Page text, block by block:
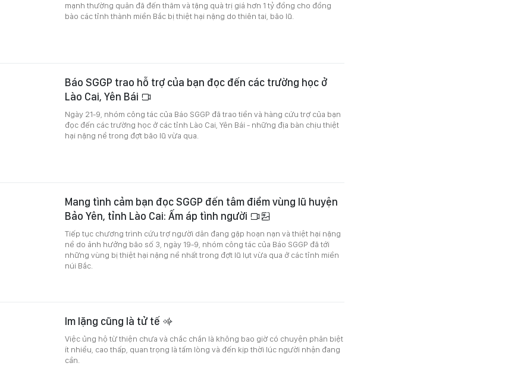
mạnh thường quân đã đến thăm và tặng quà trị giá hơn 1 tỷ đồng cho đồng
bào các tỉnh thành miền Bắc bị thiệt hại nặng do thiên tai, bão lũ.
Báo SGGP trao hỗ trợ của bạn đọc đến các trường học ở
Lào Cai, Yên Bái
Ngày 21-9, nhóm công tác của Báo SGGP đã trao tiền và hàng cứu trợ của bạn
đọc đến các trường học ở các tỉnh Lào Cai, Yên Bái - những địa bàn chịu thiệt
hại nặng nề trong đợt bão lũ vừa qua.
Mang tình cảm bạn đọc SGGP đến tâm điểm vùng lũ huyện
Bảo Yên, tỉnh Lào Cai: Ấm áp tình người
Tiếp tục chương trình cứu trợ người dân đang gặp hoạn nạn và thiệt hại nặng
nề do ảnh hưởng bão số 3, ngày 19-9, nhóm công tác của Báo SGGP đã tới
những vùng bị thiệt hại nặng nề nhất trong đợt lũ lụt vừa qua ở các tỉnh miền
núi Bắc.
Im lặng cũng là tử tế
Việc ủng hộ từ thiện chưa và chắc chắn là không bao giờ có chuyện phân biệt
ít nhiều, cao thấp, quan trọng là tấm lòng và đến kịp thời lúc người nhận đang
cần.